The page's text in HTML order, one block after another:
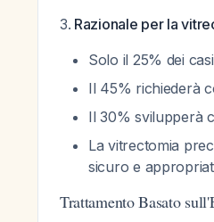
Razionale per la
Solo il 25% dei
Il 45% richiederà
Il 30% svilupperà
La vitrectomia
sicuro e
Trattamento Basato